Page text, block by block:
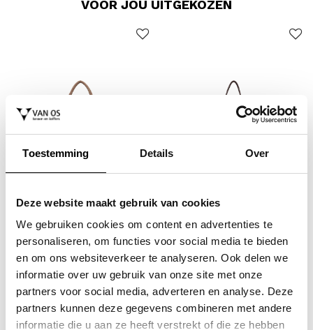
Toestemming Details Over
Deze website maakt gebruik van cookies
We gebruiken cookies om content en advertenties te
personaliseren, om functies voor social media te bieden
en om ons websiteverkeer te analyseren. Ook delen we
informatie over uw gebruik van onze site met onze
partners voor social media, adverteren en analyse. Deze
partners kunnen deze gegevens combineren met andere
informatie die u aan ze heeft verstrekt of die ze hebben
VOOR JOU UITGEKOZEN
grote schoudertas /
handtas dames birina
49,95
handtas / schouder tas
dames laren
44,95